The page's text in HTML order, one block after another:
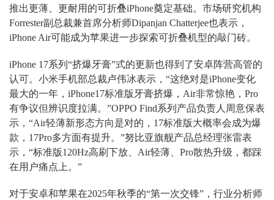
推出更薄、更耐用的可折叠iPhone奠定基础。市场研究机构
Forrester副总裁兼首席分析师Dipanjan Chatterjee也表示，
iPhone Air可能成为苹果进一步探索可折叠机型的敲门砖。
iPhone 17系列“挤爆牙膏”式的更新也得到了安卓阵营高管的
认可。小米手机部总裁卢伟冰表示，“这绝对是iPhone变化
最大的一年，iPhone17标准版牙膏挤爆，Air非常惊艳，Pro
有争议但辨识度拉满。”OPPO Find系列产品负责人周意保表
示，“Air轻薄新形态方向是对的，17标准版大概率会成为爆
款，17Pro多方面有提升。”努比亚旗舰产品总经理张雷表
示，“标准版120Hz高刷下放、Air轻薄、Pro散热升级，都踩
在用户痛点上。”
对于安卓和苹果在2025年秋季的“第一次交锋”，行业分析师